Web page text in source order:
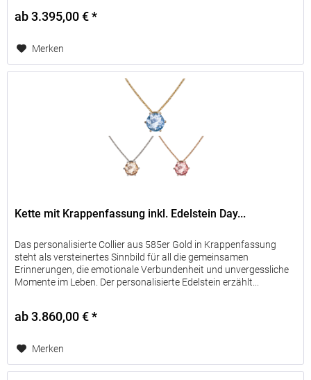
ab 3.395,00 € *
Merken
Kette mit Krappenfassung inkl. Edelstein Day...
Das personalisierte Collier aus 585er Gold in Krappenfassung
steht als versteinertes Sinnbild für all die gemeinsamen
Erinnerungen, die emotionale Verbundenheit und unvergessliche
Momente im Leben. Der personalisierte Edelstein erzählt...
ab 3.860,00 € *
Merken